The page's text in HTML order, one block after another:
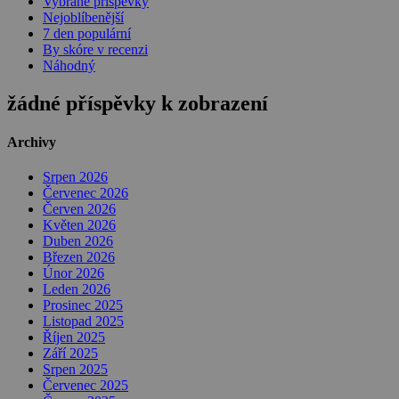
Nejoblíbenější
7 den populární
By skóre v recenzi
Náhodný
žádné příspěvky k zobrazení
Archivy
Srpen 2026
Červenec 2026
Červen 2026
Květen 2026
Duben 2026
Březen 2026
Únor 2026
Leden 2026
Prosinec 2025
Listopad 2025
Říjen 2025
Září 2025
Srpen 2025
Červenec 2025